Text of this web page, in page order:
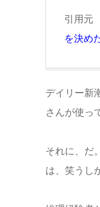
引用元
を決め
デイリー新
さんが使っ
それに、だ
は、笑うし